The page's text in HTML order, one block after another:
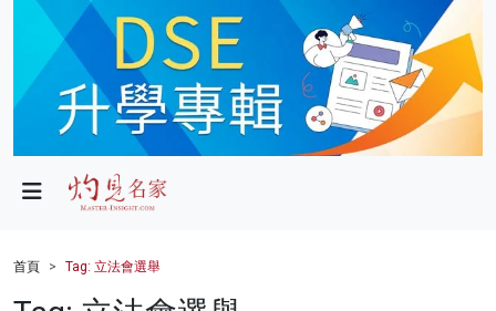
政局
財經
首頁 Tag: 立法會選舉